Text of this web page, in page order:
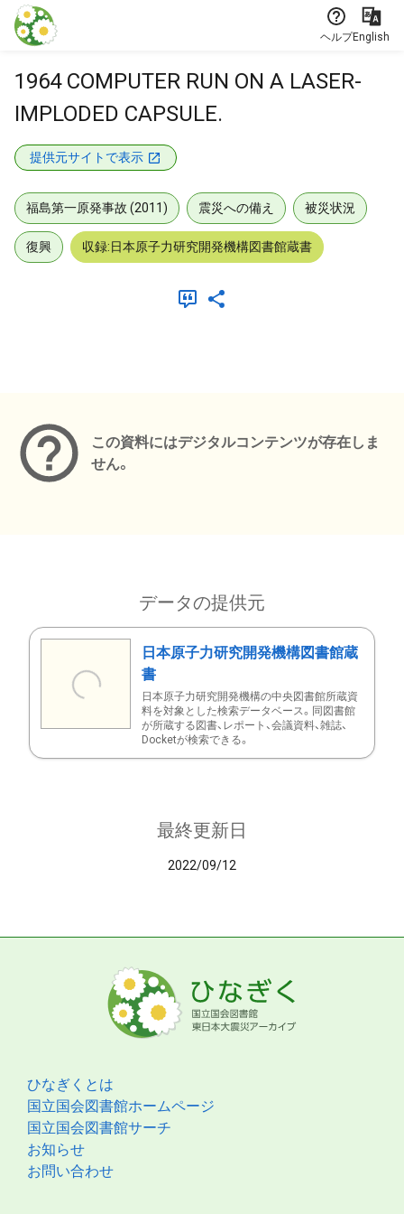
本文に飛ぶ
ヘルプEnglish
1964 COMPUTER RUN ON A LASER-
IMPLODED CAPSULE.
提供元サイトで表示
福島第一原発事故 (2011) 震災への備え 被災状況
復興 収録:日本原子力研究開発機構図書館蔵書
この資料にはデジタルコンテンツが存在しま
せん。
データの提供元
日本原子力研究開発機構図書館蔵
書
日本原子力研究開発機構の中央図書館所蔵資
料を対象とした検索データベース。同図書館
が所蔵する図書、レポート、会議資料、雑誌、
Docketが検索できる。
最終更新日
2022/09/12
ひなぎくとは
国立国会図書館ホームページ
国立国会図書館サーチ
お知らせ
お問い合わせ